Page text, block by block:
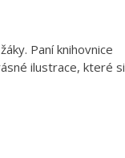
Paní knihovnice
ilustrace, které si